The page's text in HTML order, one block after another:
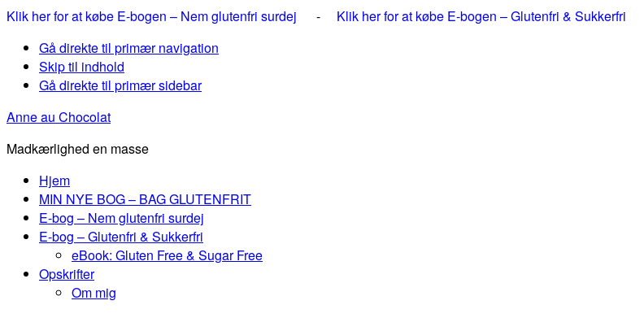
Klik her for at købe E-bogen – Nem glutenfri surdej - Klik her for at købe E-bogen – Glutenfri & Sukkerfri
Gå direkte til primær navigation
Skip til indhold
Gå direkte til primær sidebar
Anne au Chocolat
Madkærlighed en masse
Hjem
MIN NYE BOG – BAG GLUTENFRIT
E-bog – Nem glutenfri surdej
E-bog – Glutenfri & Sukkerfri
eBook: Gluten Free & Sugar Free
Opskrifter
Om mig